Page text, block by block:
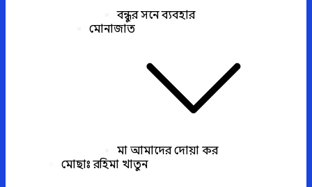
বন্ধুর সনে ব্যবহার
মোনাজাত
মা আমাদের দোয়া কর
মোছাঃ রহিমা খাতুন